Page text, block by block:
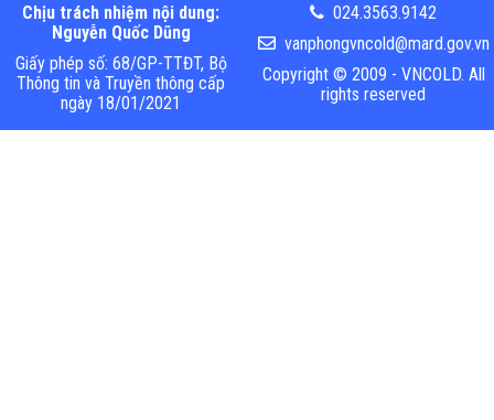
Chịu trách nhiệm nội dung:
Nguyễn Quốc Dũng
Giấy phép số: 68/GP-TTĐT, Bộ
Thông tin và Truyền thông cấp
ngày 18/01/2021
024.3563.9142
vanphongvncold@mard.gov.vn
Copyright © 2009 - VNCOLD. All
rights reserved